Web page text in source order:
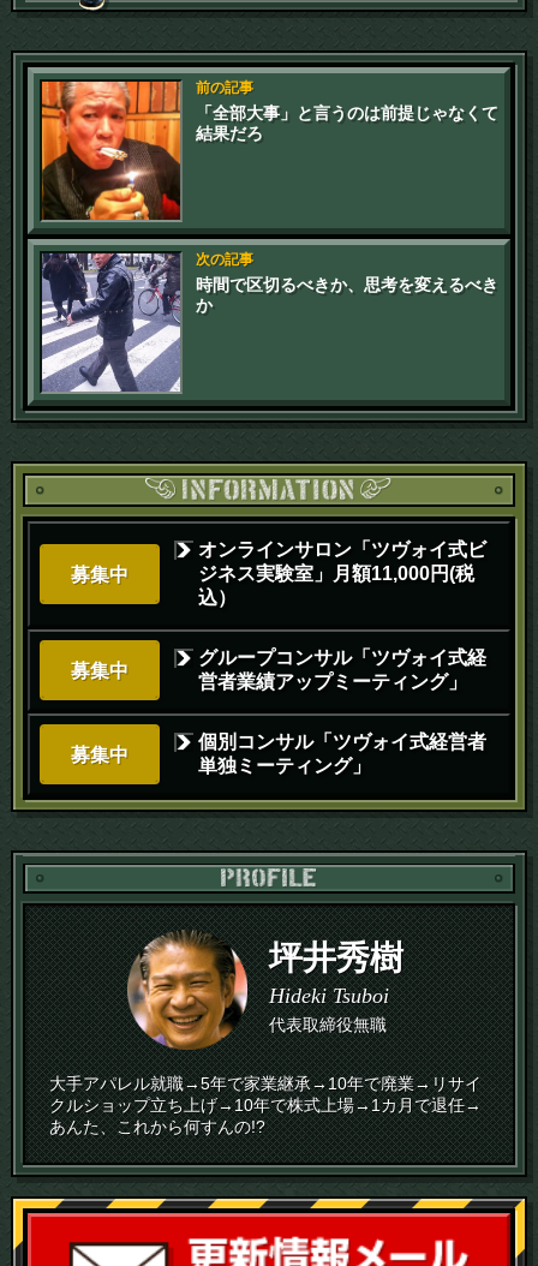
前の記事
「全部大事」と言うのは前提じゃなくて
結果だろ
次の記事
時間で区切るべきか、思考を変えるべき
か
募集中
オンラインサロン「ツヴォイ式ビ
ジネス実験室」月額11,000円(税
込）
募集中
グループコンサル「ツヴォイ式経
営者業績アップミーティング」
募集中
個別コンサル「ツヴォイ式経営者
単独ミーティング」
坪井秀樹
Hideki Tsuboi
代表取締役無職
大手アパレル就職→5年で家業継承→10年で廃業→リサイ
クルショップ立ち上げ→10年で株式上場→1カ月で退任→
あんた、これから何すんの!?